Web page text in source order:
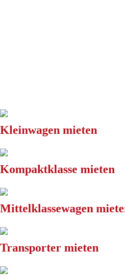
Kleinwagen mieten
Kompaktklasse mieten
Mittelklassewagen
Transporter mieten